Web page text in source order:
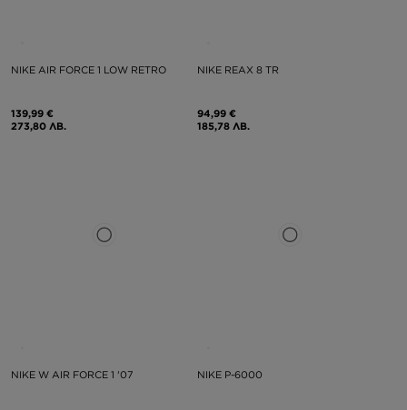
NIKE AIR FORCE 1 LOW RETRO
139,99 €
273,80 ЛВ.
NIKE REAX 8 TR
94,99 €
185,78 ЛВ.
NIKE W AIR FORCE 1 '07 NIKE P-6000